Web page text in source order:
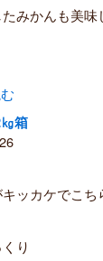
みかんも美
箱
ッカケでこ
り